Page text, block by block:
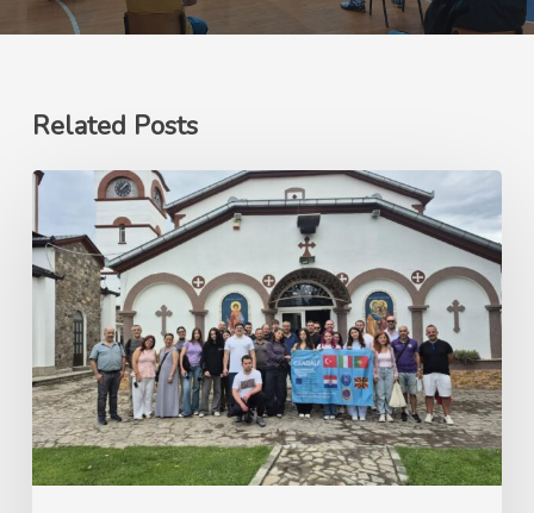
Related Posts
Ерасмус+
GANDALF
Green
Advocacy
Nature’s
Development
and
Learning